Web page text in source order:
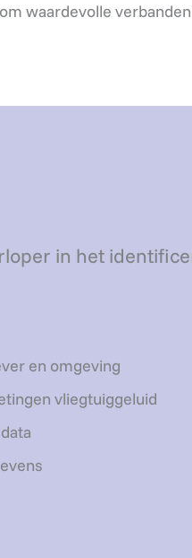
waardevolle
in het
en omgeving
vliegtuiggeluid